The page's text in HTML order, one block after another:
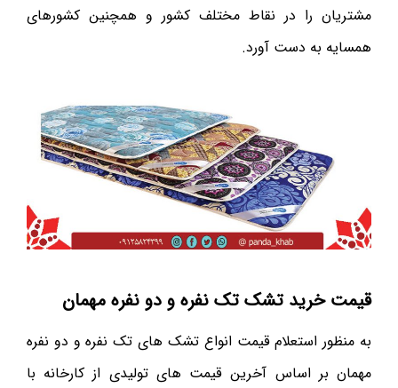
مشتریان را در نقاط مختلف کشور و همچنین کشورهای
همسایه به دست آورد.
قیمت خرید تشک تک نفره و دو نفره مهمان
به منظور استعلام قیمت انواع تشک های تک نفره و دو نفره
مهمان بر اساس آخرین قیمت های تولیدی از کارخانه با